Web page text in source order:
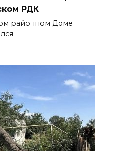
РДК
районном Доме